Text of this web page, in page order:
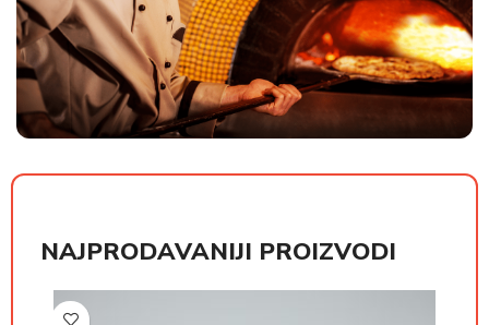
NAJPRODAVANIJI PROIZVODI